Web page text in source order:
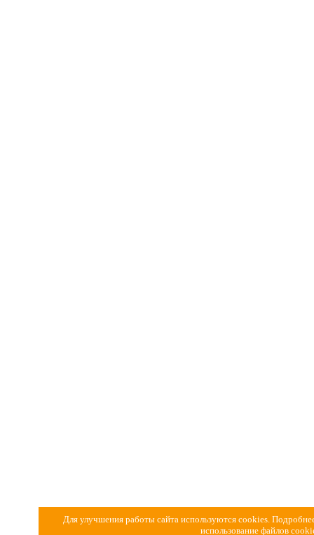
Для улучшения работы сайта используются cookies.
использование файлов